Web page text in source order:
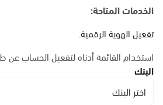
الدمام, الدمام أحوال
الشاطئ مول
الخدمات المتاحة:
تفعيل الهوية الرقمية.
استخدام القائمة أدناه لتفعيل الحساب عن
البنك
اختر البنك